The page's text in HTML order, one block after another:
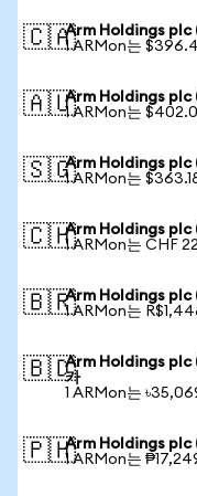
🇨🇦Arm Holdings plc
1 ARMon는
🇦🇺Arm Holdings plc
1 ARMon는
🇸🇬Arm Holdings plc
1 ARMon는
🇨🇭Arm Holdings plc
1 ARMon는 CHF
🇧🇷Arm Holdings plc
1 ARMon는
🇧🇩Arm Holdings plc
카
1 ARMon는
🇵🇭Arm Holdings plc
1 ARMon는